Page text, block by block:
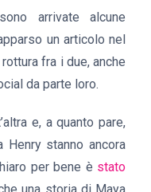
arrivate alcune
un articolo nel
fra i due, anche
da parte loro.
e, a quanto pare,
stanno ancora
per bene è stato